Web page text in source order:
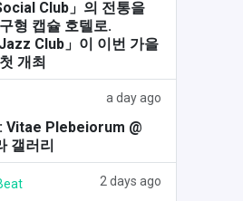
Club」의 전통을
형 캡슐 호텔로.
Club」이 이번 가을
개최
a day ago
Vitae Plebeiorum @
갤러리
2 days ago